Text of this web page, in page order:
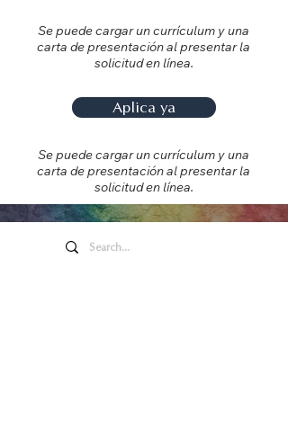
Se puede cargar un currículum y una
carta de presentación al presentar la
solicitud en línea.
Aplica ya
Se puede cargar un currículum y una
carta de presentación al presentar la
solicitud en línea.